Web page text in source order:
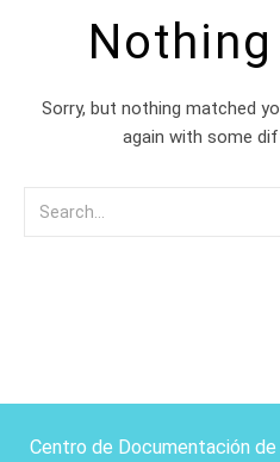
Sorry, but nothing matched
again with some
Centro de Documentación